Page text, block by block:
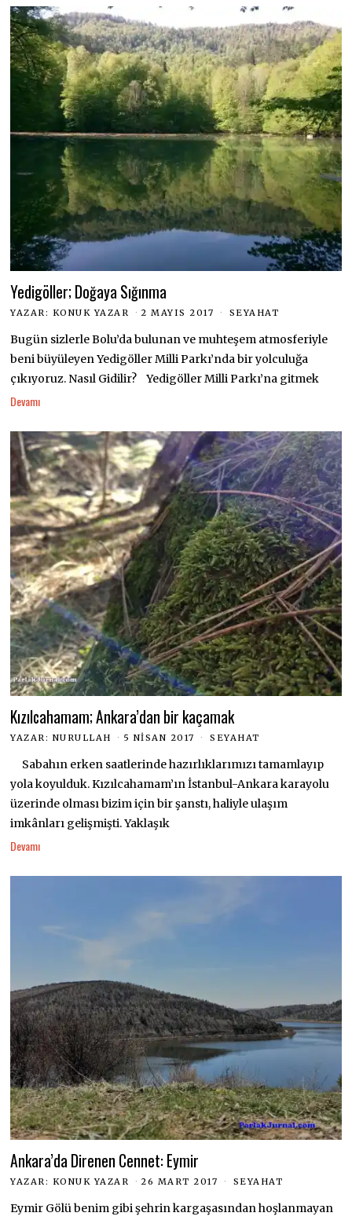
Yedigöller; Doğaya Sığınma
YAZAR: KONUK YAZAR 2 MAYIS 2017 SEYAHAT
Bugün sizlerle Bolu’da bulunan ve muhteşem atmosferiyle
beni büyüleyen Yedigöller Milli Parkı’nda bir yolculuğa
çıkıyoruz. Nasıl Gidilir? Yedigöller Milli Parkı’na gitmek
Devamı
Kızılcahamam; Ankara’dan bir kaçamak
YAZAR: NURULLAH 5 NISAN 2017 SEYAHAT
Sabahın erken saatlerinde hazırlıklarımızı tamamlayıp
yola koyulduk. Kızılcahamam’ın İstanbul-Ankara karayolu
üzerinde olması bizim için bir şanstı, haliyle ulaşım
imkânları gelişmişti. Yaklaşık
Devamı
Ankara’da Direnen Cennet: Eymir
YAZAR: KONUK YAZAR 26 MART 2017 SEYAHAT
Eymir Gölü benim gibi şehrin kargaşasından hoşlanmayan